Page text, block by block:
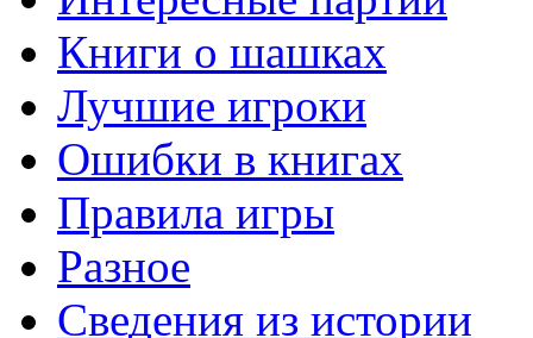
Книги о шашках
Лучшие игроки
Ошибки в книгах
Правила игры
Разное
Сведения из истории